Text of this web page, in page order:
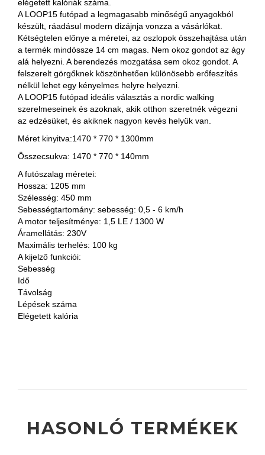
elégetett kalóriák száma.
A LOOP15 futópad a legmagasabb minőségű anyagokból
készült, ráadásul modern dizájnja vonzza a vásárlókat.
Kétségtelen előnye a méretei, az oszlopok összehajtása után
a termék mindössze 14 cm magas. Nem okoz gondot az ágy
alá helyezni. A berendezés mozgatása sem okoz gondot. A
felszerelt görgőknek köszönhetően különösebb erőfeszítés
nélkül lehet egy kényelmes helyre helyezni.
A LOOP15 futópad ideális választás a nordic walking
szerelmeseinek és azoknak, akik otthon szeretnék végezni
az edzésüket, és akiknek nagyon kevés helyük van.
Méret kinyitva:1470 * 770 * 1300mm
Összecsukva: 1470 * 770 * 140mm
A futószalag méretei:
Hossza: 1205 mm
Szélesség: 450 mm
Sebességtartomány: sebesség: 0,5 - 6 km/h
A motor teljesítménye: 1,5 LE / 1300 W
Áramellátás: 230V
Maximális terhelés: 100 kg
A kijelző funkciói:
Sebesség
Idő
Távolság
Lépések száma
Elégetett kalória
HASONLÓ TERMÉKEK